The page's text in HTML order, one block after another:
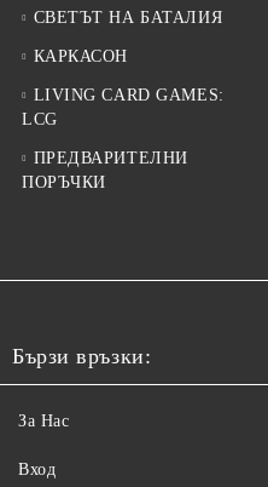
СВЕТЪТ НА БАТАЛИЯ
КАРКАСОН
LIVING CARD GAMES:
LCG
ПРЕДВАРИТЕЛНИ
ПОРЪЧКИ
Бързи връзки:
За Нас
Вход